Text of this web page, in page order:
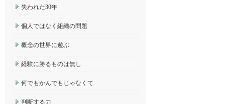
失われた30年
個人ではなく組織の問題
概念の世界に遊ぶ
経験に勝るものは無し
何でもかんでもじゃなくて
判断する力